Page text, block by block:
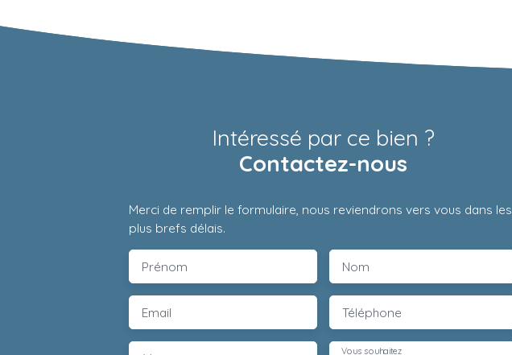
Intéressé par ce bien ?
Contactez-nous
Merci de remplir le formulaire, nous reviendrons vers vous dans les
plus brefs délais.
Prénom Nom
Email Téléphone
Vous souhaitez